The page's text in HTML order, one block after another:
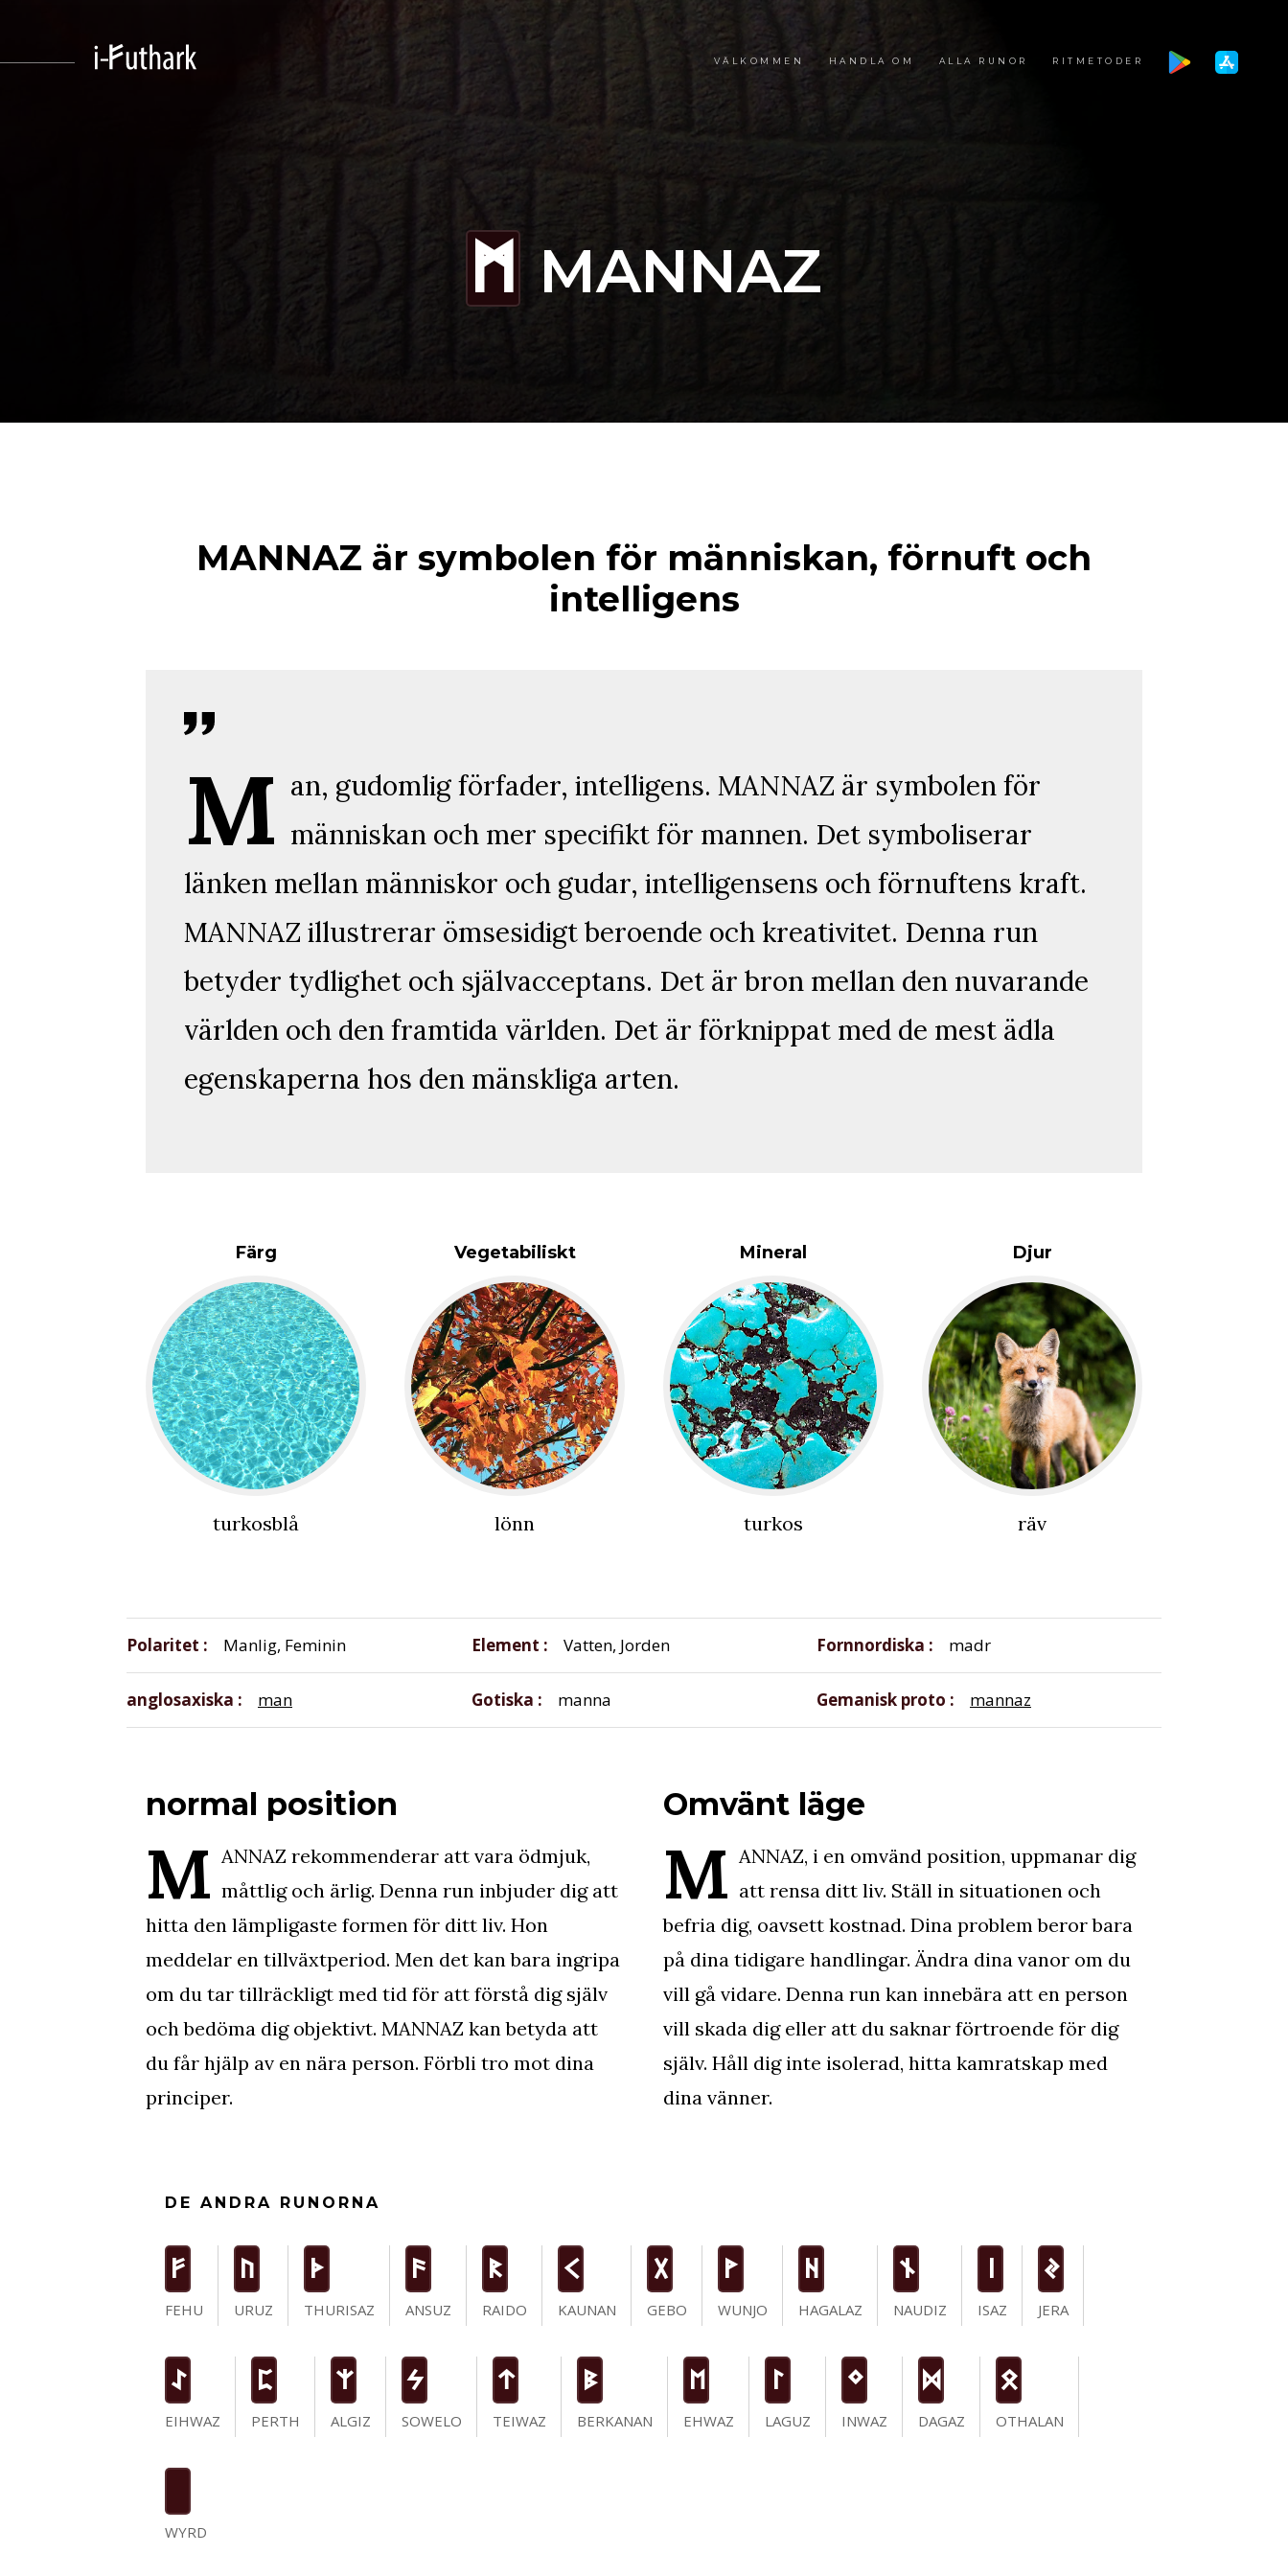
VÄLKOMMEN HANDLA OM ALLA RUNOR RITMETODER
M MANNAZ
MANNAZ är symbolen för människan, förnuft och
intelligens
M an, gudomlig förfader, intelligens. MANNAZ är symbolen för
människan och mer specifikt för mannen. Det symboliserar
länken mellan människor och gudar, intelligensens och förnuftens kraft.
MANNAZ illustrerar ömsesidigt beroende och kreativitet. Denna run
betyder tydlighet och självacceptans. Det är bron mellan den nuvarande
världen och den framtida världen. Det är förknippat med de mest ädla
egenskaperna hos den mänskliga arten.
Färg
turkosblå
Vegetabiliskt
lönn
Mineral
turkos
Djur
räv
Polaritet Manlig, Feminin Element Vatten, Jorden Fornnordiska madr
anglosaxiska man Gotiska manna Gemanisk proto mannaz
normal position
M ANNAZ rekommenderar att vara ödmjuk,
måttlig och ärlig. Denna run inbjuder dig att
hitta den lämpligaste formen för ditt liv. Hon
meddelar en tillväxtperiod. Men det kan bara ingripa
om du tar tillräckligt med tid för att förstå dig själv
och bedöma dig objektivt. MANNAZ kan betyda att
du får hjälp av en nära person. Förbli tro mot dina
principer.
Omvänt läge
M ANNAZ, i en omvänd position, uppmanar dig
att rensa ditt liv. Ställ in situationen och
befria dig, oavsett kostnad. Dina problem beror bara
på dina tidigare handlingar. Ändra dina vanor om du
vill gå vidare. Denna run kan innebära att en person
vill skada dig eller att du saknar förtroende för dig
själv. Håll dig inte isolerad, hitta kamratskap med
dina vänner.
DE ANDRA RUNORNA
F
FEHU
U
URUZ
T
THURISAZ
a
ANSUZ
R
RAIDO
K
KAUNAN
G
GEBO
W
WUNJO
H
HAGALAZ
n
NAUDIZ ISAZ
J
JERA
I
EIHWAZ
P
PERTH
Z
ALGIZ
S
SOWELO
t
TEIWAZ
B
BERKANAN
E
EHWAZ
L
LAGUZ
N
INWAZ
D
DAGAZ
O
OTHALAN
WYRD